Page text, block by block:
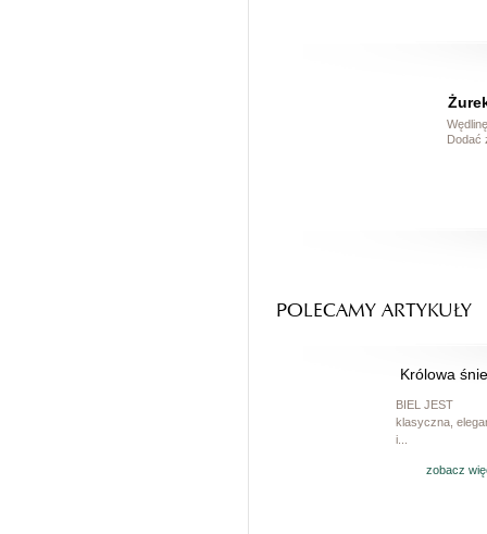
Dodać
POLECAMY ARTYKUŁY
Królowa
BIEL JEST
klasyczna,
i...
zobacz